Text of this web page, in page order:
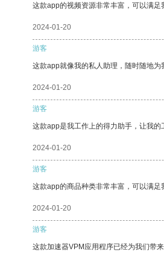
这款app的视频资源非常丰富，可以满足
2024-01-20
游客
这款app就像我的私人助理，随时随地为
2024-01-20
游客
这款app是我工作上的得力助手，让我的
2024-01-20
游客
这款app的商品种类非常丰富，可以满足
2024-01-20
游客
这款加速器VPM应用程序已经为我们带